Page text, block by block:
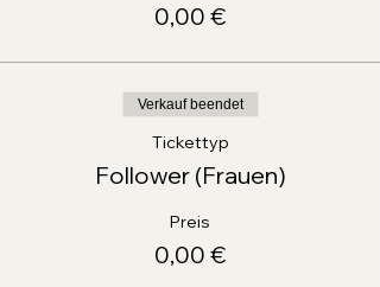
0,00 €
Verkauf beendet
Tickettyp
Follower (Frauen)
Preis
0,00 €